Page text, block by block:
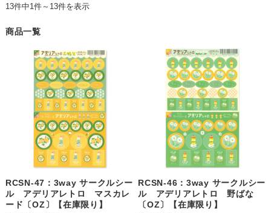
13件中1件～13件を表示
商品一覧
RCSN-47：3way サークルシー
ル アデリアレトロ マスカレ
ード〔OZ〕【在庫限り】
RCSN-46：3way サークルシー
ル アデリアレトロ 野ばな
〔OZ〕【在庫限り】